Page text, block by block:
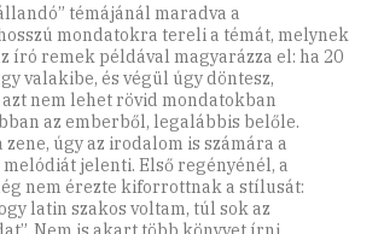
témájánál maradva a
mondatokra tereli a témát, melynek
író remek példával magyarázza el: ha 20
valakibe, és végül úgy döntesz,
nem lehet rövid mondatokban
az emberből, legalábbis belőle.
zene, úgy az irodalom is számára a
jelenti. Első regényénél, a
nem érezte kiforrottnak a stílusát:
latin szakos voltam, túl sok az